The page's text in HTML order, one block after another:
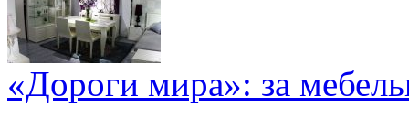
«Дороги мира»: за